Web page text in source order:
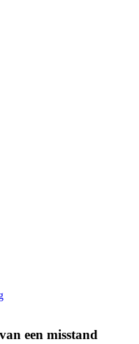
een misstand